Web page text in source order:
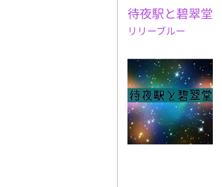
待夜駅と碧翠堂
リリーブルー